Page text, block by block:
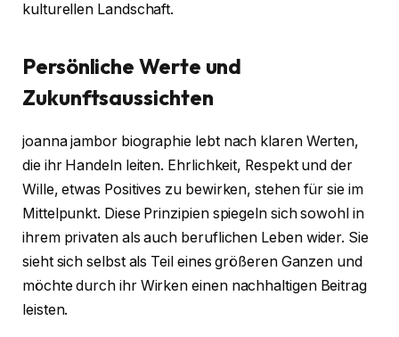
kulturellen Landschaft.
Persönliche Werte und
Zukunftsaussichten
joanna jambor biographie lebt nach klaren Werten,
die ihr Handeln leiten. Ehrlichkeit, Respekt und der
Wille, etwas Positives zu bewirken, stehen für sie im
Mittelpunkt. Diese Prinzipien spiegeln sich sowohl in
ihrem privaten als auch beruflichen Leben wider. Sie
sieht sich selbst als Teil eines größeren Ganzen und
möchte durch ihr Wirken einen nachhaltigen Beitrag
leisten.